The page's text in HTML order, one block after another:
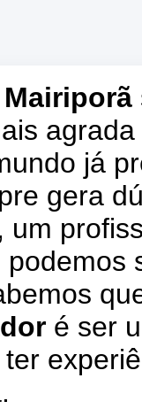
já
gera
um
é ser